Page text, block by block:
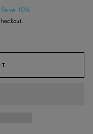
Save 10%